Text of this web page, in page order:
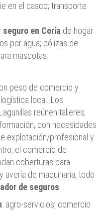
en el casco; transporte
seguro en Coria de hogar
por agua; pólizas de
mascotas.
peso de comercio y
local. Los
reúnen talleres,
con necesidades
explotación/profesional y
el comercio de
coberturas para
de maquinaria, todo
de seguros.
: agro-servicios, comercio